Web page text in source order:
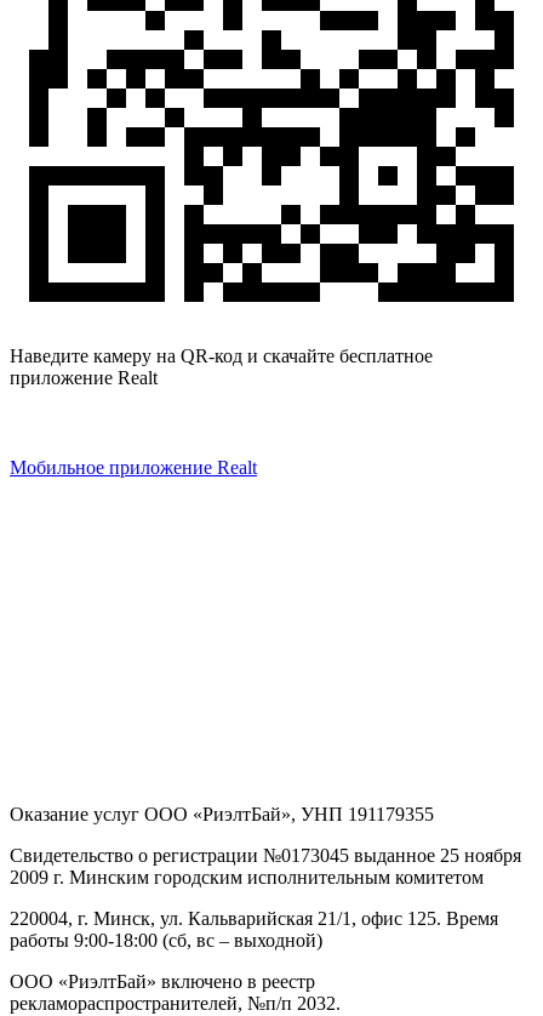
Наведите камеру на QR-код и скачайте бесплатное
приложение Realt
Мобильное приложение Realt
Оказание услуг ООО «РиэлтБай», УНП 191179355
Свидетельство о регистрации №0173045 выданное 25 ноября
2009 г. Минским городским исполнительным комитетом
220004, г. Минск, ул. Кальварийская 21/1, офис 125. Время
работы 9:00-18:00 (сб, вс – выходной)
ООО «РиэлтБай» включено в реестр
рекламораспространителей, №п/п 2032.